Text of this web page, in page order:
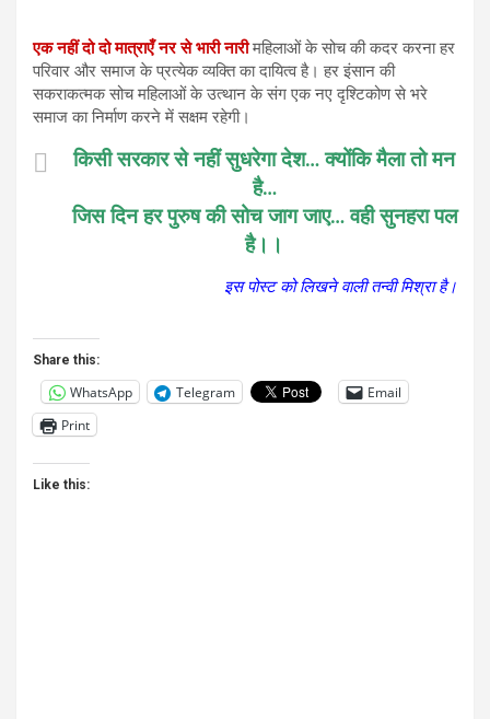
एक नहीं दो दो मात्राएँ नर से भारी नारीमहिलाओं के सोच की कदर करना हर
परिवार और समाज के प्रत्येक व्यक्ति का दायित्व है। हर इंसान की
सकराकत्मक सोच महिलाओं के उत्थान के संग एक नए दृश्टिकोण से भरे
समाज का निर्माण करने में सक्षम रहेगी।
किसी सरकार से नहीं सुधरेगा देश… क्योंकि मैला तो मन
है…
जिस दिन हर पुरुष की सोच जाग जाए… वही सुनहरा पल
है।।
इस पोस्ट को लिखने वाली तन्वी मिश्रा है।
Share this:
WhatsApp Telegram
Email
Print
Like this: